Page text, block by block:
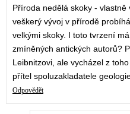
Příroda nedělá skoky -
veškerý vývoj v přírodě
velkými skoky. I toto tvrzení
zmíněných antických autorů?
Leibnitzovi, ale vycházel z
přítel spoluzakladatele
Odpovědět